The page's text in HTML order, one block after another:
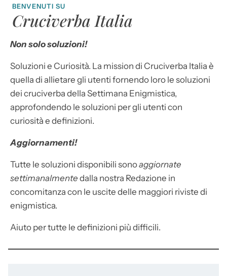
BENVENUTI SU
Cruciverba Italia
Non solo soluzioni!
Soluzioni e Curiosità. La mission di Cruciverba Italia è
quella di allietare gli utenti fornendo loro le soluzioni
dei cruciverba della Settimana Enigmistica,
approfondendo le soluzioni per gli utenti con
curiosità e definizioni.
Aggiornamenti!
Tutte le soluzioni disponibili sonoaggiornate
settimanalmente dalla nostra Redazione in
concomitanza con le uscite delle maggiori riviste di
enigmistica.
Aiuto per tutte le definizioni più difficili.